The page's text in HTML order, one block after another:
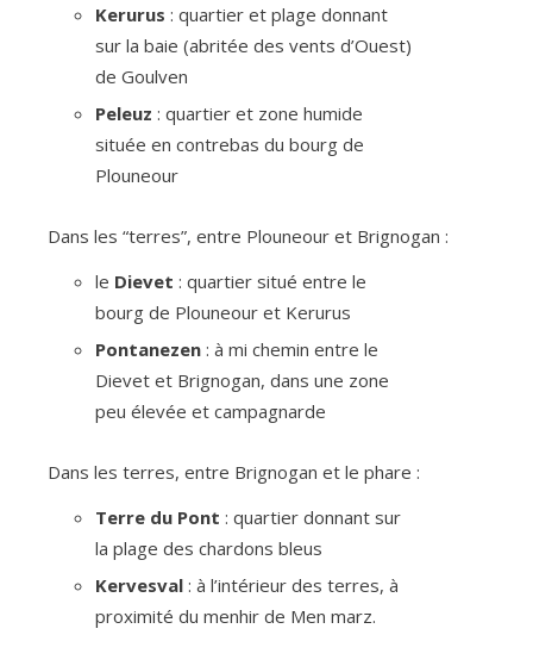
Kerurus : quartier et plage donnant
sur la baie (abritée des vents d’Ouest)
de Goulven
Peleuz : quartier et zone humide
située en contrebas du bourg de
Plouneour
Dans les “terres”, entre Plouneour et Brignogan :
le Dievet : quartier situé entre le
bourg de Plouneour et Kerurus
Pontanezen : à mi chemin entre le
Dievet et Brignogan, dans une zone
peu élevée et campagnarde
Dans les terres, entre Brignogan et le phare :
Terre du Pont : quartier donnant sur
la plage des chardons bleus
Kervesval : à l’intérieur des terres, à
proximité du menhir de Men marz.